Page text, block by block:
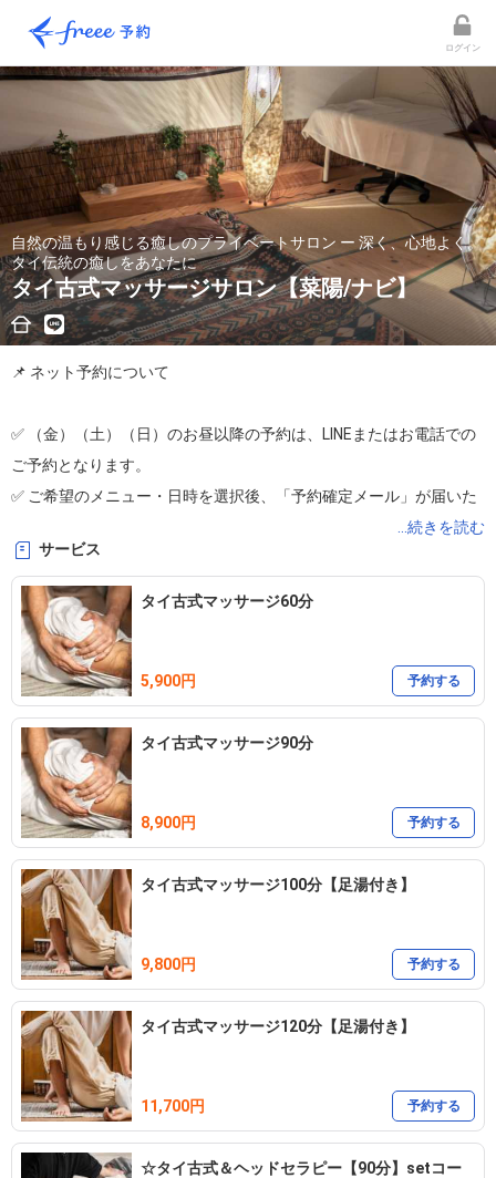
ログイン
自然の温もり感じる癒しのプライベートサロン ー 深く、心地よく。
タイ伝統の癒しをあなたに
タイ古式マッサージサロン【菜陽/ナビ】
📌 ネット予約について
✅ （金）（土）（日）のお昼以降の予約は、LINEまたはお電話での
ご予約となります。
✅ ご希望のメニュー・日時を選択後、「予約確定メール」が届いた
✅ キャンセルや変更は、お電話またはLINEでご連絡ください。
✅ お支払いは現金のみ となります。
📍 ネット予約で空きがない場合でも、LINEやお電話でお問い合わせ
いただくと、ご案内できることもございます。気になる方はお気軽
---
当店は、奈良県桜井市にある、落ち着いたプライベート空間のアジ
アンリラクゼーションサロンです。
伝統的なタイ古式マッサージ技術を用いた心地よいストレッチと深
いほぐしで、肩こり・腰のだるさ・自律神経の乱れを整え、深いリ
ラックスへと導きます。
---
疲れた体をじっくり癒し、軽やかさを取り戻したい方は、ぜひご予
約ください。
...続きを読む
サービス
タイ古式マッサージ60分
5,900円 予約する
タイ古式マッサージ90分
8,900円 予約する
タイ古式マッサージ100分【足湯付き】
9,800円 予約する
タイ古式マッサージ120分【足湯付き】
11,700円 予約する
☆タイ古式＆ヘッドセラピー【90分】setコー